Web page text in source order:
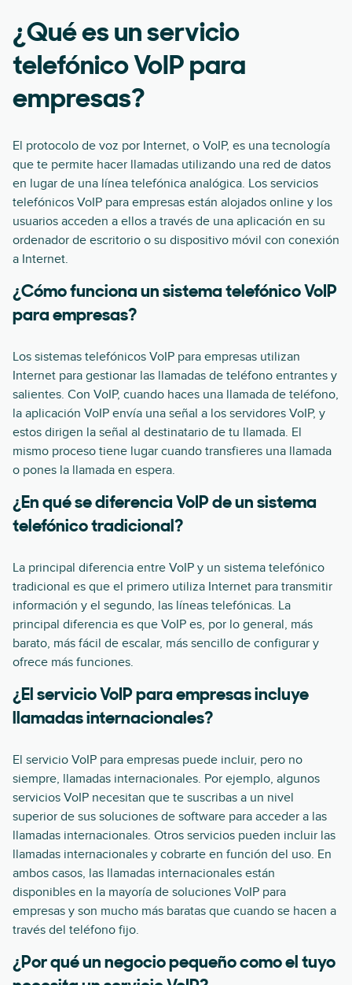
¿Qué es un servicio
telefónico VoIP para
empresas?
El protocolo de voz por Internet, o VoIP, es una tecnología
que te permite hacer llamadas utilizando una red de datos
en lugar de una línea telefónica analógica. Los servicios
telefónicos VoIP para empresas están alojados online y los
usuarios acceden a ellos a través de una aplicación en su
ordenador de escritorio o su dispositivo móvil con conexión
a Internet.
¿Cómo funciona un sistema telefónico VoIP
para empresas?
Los sistemas telefónicos VoIP para empresas utilizan
Internet para gestionar las llamadas de teléfono entrantes y
salientes. Con VoIP, cuando haces una llamada de teléfono,
la aplicación VoIP envía una señal a los servidores VoIP, y
estos dirigen la señal al destinatario de tu llamada. El
mismo proceso tiene lugar cuando transfieres una llamada
o pones la llamada en espera.
¿En qué se diferencia VoIP de un sistema
telefónico tradicional?
La principal diferencia entre VoIP y un sistema telefónico
tradicional es que el primero utiliza Internet para transmitir
información y el segundo, las líneas telefónicas. La
principal diferencia es que VoIP es, por lo general, más
barato, más fácil de escalar, más sencillo de configurar y
ofrece más funciones.
¿El servicio VoIP para empresas incluye
llamadas internacionales?
El servicio VoIP para empresas puede incluir, pero no
siempre, llamadas internacionales. Por ejemplo, algunos
servicios VoIP necesitan que te suscribas a un nivel
superior de sus soluciones de software para acceder a las
llamadas internacionales. Otros servicios pueden incluir las
llamadas internacionales y cobrarte en función del uso. En
ambos casos, las llamadas internacionales están
disponibles en la mayoría de soluciones VoIP para
empresas y son mucho más baratas que cuando se hacen a
través del teléfono fijo.
¿Por qué un negocio pequeño como el tuyo